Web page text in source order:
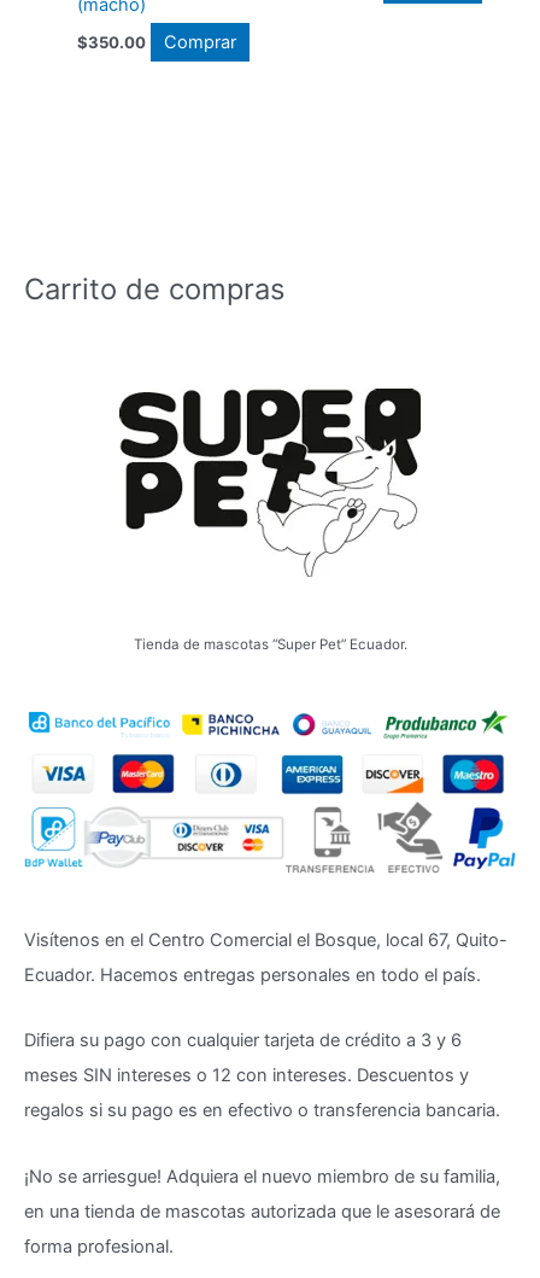
(macho)
$350.00 Comprar
Carrito de compras
Tienda de mascotas “Super Pet” Ecuador.
Visítenos en el Centro Comercial el Bosque, local 67, Quito-
Ecuador. Hacemos entregas personales en todo el país.
Difiera su pago con cualquier tarjeta de crédito a 3 y 6
meses SIN intereses o 12 con intereses. Descuentos y
regalos si su pago es en efectivo o transferencia bancaria.
¡No se arriesgue! Adquiera el nuevo miembro de su familia,
en una tienda de mascotas autorizada que le asesorará de
forma profesional.